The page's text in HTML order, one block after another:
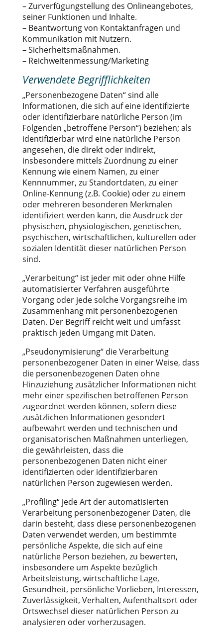
– Zurverfügungstellung des Onlineangebotes,
seiner Funktionen und Inhalte.
– Beantwortung von Kontaktanfragen und
Kommunikation mit Nutzern.
– Sicherheitsmaßnahmen.
– Reichweitenmessung/Marketing
Verwendete Begrifflichkeiten
„Personenbezogene Daten“ sind alle
Informationen, die sich auf eine identifizierte
oder identifizierbare natürliche Person (im
Folgenden „betroffene Person“) beziehen; als
identifizierbar wird eine natürliche Person
angesehen, die direkt oder indirekt,
insbesondere mittels Zuordnung zu einer
Kennung wie einem Namen, zu einer
Kennnummer, zu Standortdaten, zu einer
Online-Kennung (z.B. Cookie) oder zu einem
oder mehreren besonderen Merkmalen
identifiziert werden kann, die Ausdruck der
physischen, physiologischen, genetischen,
psychischen, wirtschaftlichen, kulturellen oder
sozialen Identität dieser natürlichen Person
sind.
„Verarbeitung“ ist jeder mit oder ohne Hilfe
automatisierter Verfahren ausgeführte
Vorgang oder jede solche Vorgangsreihe im
Zusammenhang mit personenbezogenen
Daten. Der Begriff reicht weit und umfasst
praktisch jeden Umgang mit Daten.
„Pseudonymisierung“ die Verarbeitung
personenbezogener Daten in einer Weise, dass
die personenbezogenen Daten ohne
Hinzuziehung zusätzlicher Informationen nicht
mehr einer spezifischen betroffenen Person
zugeordnet werden können, sofern diese
zusätzlichen Informationen gesondert
aufbewahrt werden und technischen und
organisatorischen Maßnahmen unterliegen,
die gewährleisten, dass die
personenbezogenen Daten nicht einer
identifizierten oder identifizierbaren
natürlichen Person zugewiesen werden.
„Profiling“ jede Art der automatisierten
Verarbeitung personenbezogener Daten, die
darin besteht, dass diese personenbezogenen
Daten verwendet werden, um bestimmte
persönliche Aspekte, die sich auf eine
natürliche Person beziehen, zu bewerten,
insbesondere um Aspekte bezüglich
Arbeitsleistung, wirtschaftliche Lage,
Gesundheit, persönliche Vorlieben, Interessen,
Zuverlässigkeit, Verhalten, Aufenthaltsort oder
Ortswechsel dieser natürlichen Person zu
analysieren oder vorherzusagen.